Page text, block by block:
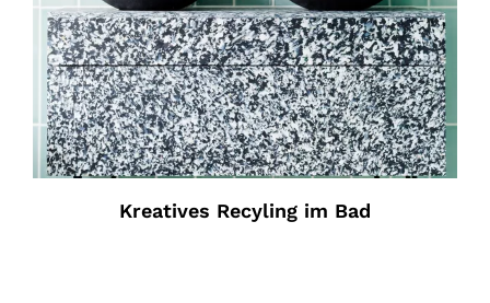
Kreatives Recyling im Bad